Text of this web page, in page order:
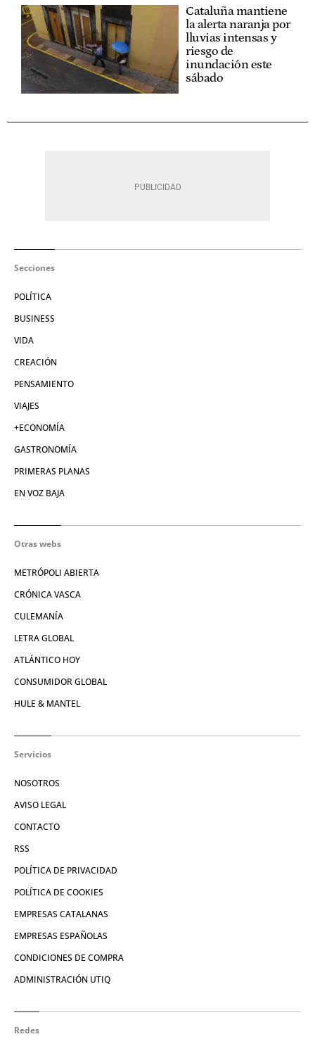
Cataluña mantiene
la alerta naranja por
lluvias intensas y
riesgo de
inundación este
sábado
Secciones
POLÍTICA
BUSINESS
VIDA
CREACIÓN
PENSAMIENTO
VIAJES
+ECONOMÍA
GASTRONOMÍA
PRIMERAS PLANAS
EN VOZ BAJA
Otras webs
METRÓPOLI ABIERTA
CRÓNICA VASCA
CULEMANÍA
LETRA GLOBAL
ATLÁNTICO HOY
CONSUMIDOR GLOBAL
HULE & MANTEL
Servicios
NOSOTROS
AVISO LEGAL
CONTACTO
RSS
POLÍTICA DE PRIVACIDAD
POLÍTICA DE COOKIES
EMPRESAS CATALANAS
EMPRESAS ESPAÑOLAS
CONDICIONES DE COMPRA
ADMINISTRACIÓN UTIQ
Redes